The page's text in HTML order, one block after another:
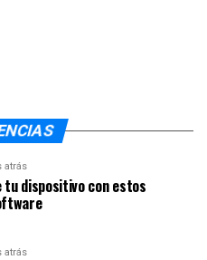
atrás
tu dispositivo con estos
atrás